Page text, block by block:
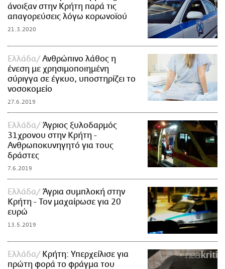
άνοιξαν στην Κρήτη παρά τις
απαγορεύσεις λόγω κορωνοϊού
21.3.2020
Ελλάδα
Ανθρώπινο λάθος η
ένεση με χρησιμοποιημένη
σύριγγα σε έγκυο, υποστηρίζει το
νοσοκομείο
27.6.2019
Ελλάδα
Άγριος ξυλοδαρμός
31χρονου στην Κρήτη -
Ανθρωποκυνηγητό για τους
δράστες
7.6.2019
Ελλάδα
Άγρια συμπλοκή στην
Κρήτη - Τον μαχαίρωσε για 20
ευρώ
13.5.2019
Ελλάδα
Κρήτη: Υπερχείλισε για
πρώτη φορά το φράγμα του